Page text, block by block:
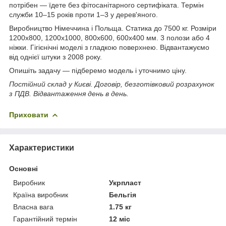
потрібен — їдете без фітосанітарного сертифіката. Термін
служби 10–15 років проти 1–3 у дерев'яного.
Виробництво Німеччина і Польща. Статика до 7500 кг. Розміри
1200х800, 1200х1000, 800х600, 600х400 мм. 3 полози або 4
ніжки. Гігієнічні моделі з гладкою поверхнею. Відвантажуємо
від однієї штуки з 2008 року.
Опишіть задачу — підберемо модель і уточнимо ціну.
Постійний склад у Києві. Договір, безготівковий розрахунок
з ПДВ. Відвантаження день в день.
Приховати
Характеристики
Основні
Виробник
Укрпласт
Країна виробник
Бельгія
Власна вага
1.75 кг
Гарантійний термін
12 міс